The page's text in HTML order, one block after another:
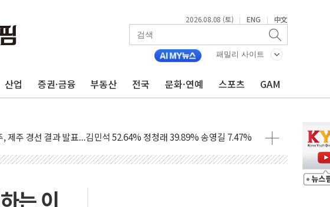
2026.08.08 (토) | ENG | 中文
패밀리 사이트
산업 증권·금융 부동산 전국 문화·연예 스포츠 GAM
제주·인천 경선 결과 발표...김민석 47.75% 정청래 42.08%
인천 경선 결과 발표...김민석 45.09% 정청래 43.27% 송영길 11.63%
주요 금융일정(8.10~8.14)
출구전략 만지작…공습 한계·탄약 부족 현실화
하다 참변…60대 환경미화원 수거차에 치여 사망
는 이